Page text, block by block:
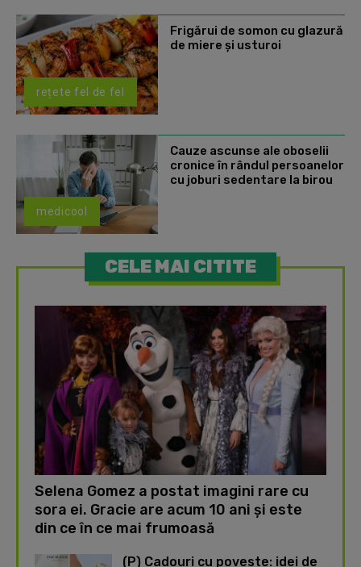
rețete fel de fel
Frigărui de somon cu glazură
de miere și usturoi
medicool
Cauze ascunse ale oboselii
cronice în rândul persoanelor
cu joburi sedentare la birou
CELE MAI CITITE
Selena Gomez a postat imagini rare cu
sora ei. Gracie are acum 10 ani și este
din ce în ce mai frumoasă
(P) Cadouri cu poveste: idei de